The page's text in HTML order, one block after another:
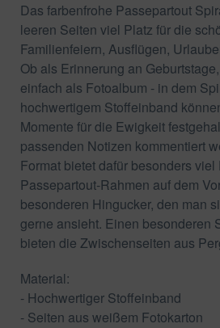
Das farbenfrohe Passepartout
leeren Seiten viel Platz für die
Familienfeiern, Ausflügen,
Ob als Erinnerung an
einfach als Fotoalbum - in dem
hochwertigem Stoffeinband
Momente für die Ewigkeit
passenden Notizen kommentiert
Format bietet dafür besonders
Passepartout-Rahmen auf dem
besonderen Hingucker, den man
gerne ansieht. Einen besonderen
bieten die Zwischenseiten aus
Material:
- Hochwertiger Stoffeinband
- Seiten aus weißem Fotokarton